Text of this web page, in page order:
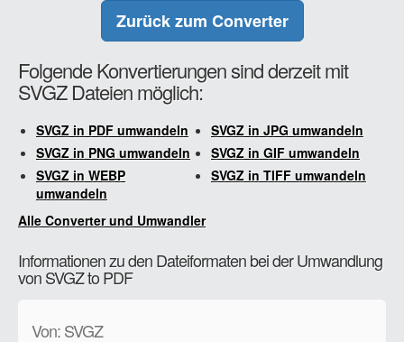
Zurück zum Converter
Folgende Konvertierungen sind derzeit mit
SVGZ Dateien möglich:
SVGZ in PDF umwandeln
SVGZ in JPG umwandeln
SVGZ in PNG umwandeln
SVGZ in GIF umwandeln
SVGZ in WEBP
umwandeln
SVGZ in TIFF umwandeln
Alle Converter und Umwandler
Informationen zu den Dateiformaten bei der Umwandlung
von SVGZ to PDF
Von: SVGZ